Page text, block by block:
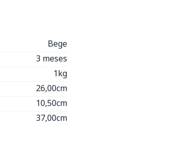
Bege
3 meses
1kg
26,00cm
10,50cm
37,00cm